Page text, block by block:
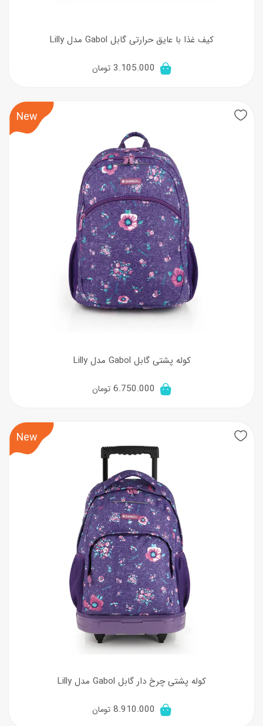
کیف غذا با عایق حرارتی گابل Gabol مدل Lilly
3.105.000 تومان
New
کوله پشتی گابل Gabol مدل Lilly
6.750.000 تومان
New
کوله پشتی چرخ دار گابل Gabol مدل Lilly
8.910.000 تومان